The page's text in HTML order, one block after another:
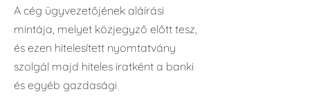
A cég ügyvezetőjének aláírási
mintája, melyet közjegyző előtt tesz,
és ezen hitelesített nyomtatvány
szolgál majd hiteles iratként a banki
és egyéb gazdasági